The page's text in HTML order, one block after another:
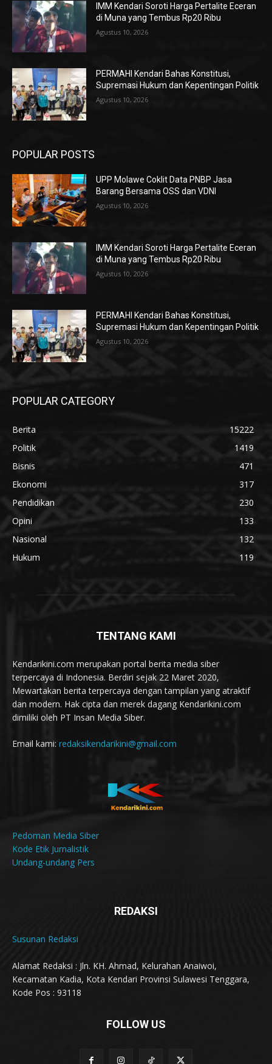
IMM Kendari Soroti Harga Pertalite Eceran
di Muna yang Tembus Rp20 Ribu
Agustus 10, 2026
PERMAHI Kendari Bahas Konstitusi,
Supremasi Hukum dan Kepentingan Politik
Agustus 10, 2026
POPULAR POSTS
UPP Molawe Coklit Data PNBP Jasa
Barang Bersama OSS dan VDNI
Agustus 10, 2026
IMM Kendari Soroti Harga Pertalite Eceran
di Muna yang Tembus Rp20 Ribu
Agustus 10, 2026
PERMAHI Kendari Bahas Konstitusi,
Supremasi Hukum dan Kepentingan Politik
Agustus 10, 2026
POPULAR CATEGORY
Berita
15222
Politik
1419
Bisnis
471
Ekonomi
317
Pendidikan
230
Opini
133
Nasional
132
Hukum
119
TENTANG KAMI
Kendarikini.com merupakan portal berita media siber
terpercaya di Indonesia. Berdiri sejak 22 Maret 2020,
Mewartakan berita terpercaya dengan tampilan yang atraktif
dan modern. Hak cipta dan merek dagang Kendarikini.com
dimiliki oleh PT Insan Media Siber.
Email kami: redaksikendarikini@gmail.com
Pedoman Media Siber
Kode Etik Jurnalistik
Undang-undang Pers
REDAKSI
Susunan Redaksi
Alamat Redaksi : Jln. KH. Ahmad, Kelurahan Anaiwoi,
Kecamatan Kadia, Kota Kendari Provinsi Sulawesi Tenggara,
Kode Pos : 93118
FOLLOW US